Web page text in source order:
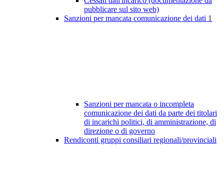
pubblicare sul sito web)
Sanzioni per mancata comunicazione dei dati 1
Sanzioni per mancata o incompleta
comunicazione dei dati da parte dei titolari
di incarichi politici, di amministrazione, di
direzione o di governo
Rendiconti gruppi consiliari regionali/provinciali